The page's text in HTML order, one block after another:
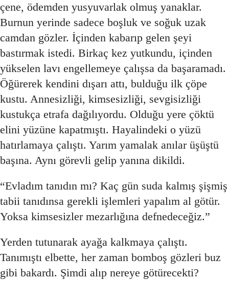
çene, ödemden yusyuvarlak olmuş yanaklar.
Burnun yerinde sadece boşluk ve soğuk uzak
camdan gözler. İçinden kabarıp gelen şeyi
bastırmak istedi. Birkaç kez yutkundu, içinden
yükselen lavı engellemeye çalışsa da başaramadı.
Öğürerek kendini dışarı attı, bulduğu ilk çöpe
kustu. Annesizliği, kimsesizliği, sevgisizliği
kustukça etrafa dağılıyordu. Olduğu yere çöktü
elini yüzüne kapatmıştı. Hayalindeki o yüzü
hatırlamaya çalıştı. Yarım yamalak anılar üşüştü
başına. Aynı görevli gelip yanına dikildi.
“Evladım tanıdın mı? Kaç gün suda kalmış şişmiş
tabii tanıdınsa gerekli işlemleri yapalım al götür.
Yoksa kimsesizler mezarlığına defnedeceğiz.”
Yerden tutunarak ayağa kalkmaya çalıştı.
Tanımıştı elbette, her zaman bomboş gözleri buz
gibi bakardı. Şimdi alıp nereye götürecekti?